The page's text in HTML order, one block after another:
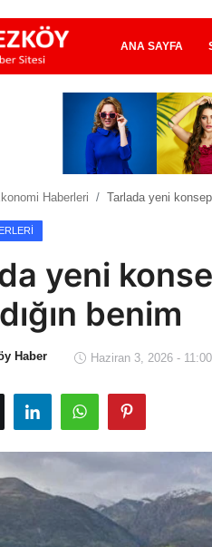
ANA SAYFA
Haberleri Tarlada yeni
yeni
benim
Haber Haziran 3, 2026 - 11:00